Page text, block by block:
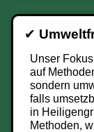
✔
Unser
auf
sondern
falls
in
Methoden,